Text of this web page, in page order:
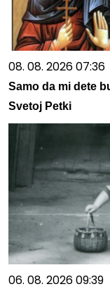
08. 08. 2026 07:36
Samo da mi dete
Svetoj Petki
06. 08. 2026 09:39